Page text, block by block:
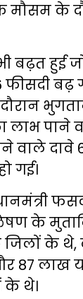
के
बढ़त हुई
बढ़
पाने
वाले
गई।
के
के थे,
87 लाख
थे।